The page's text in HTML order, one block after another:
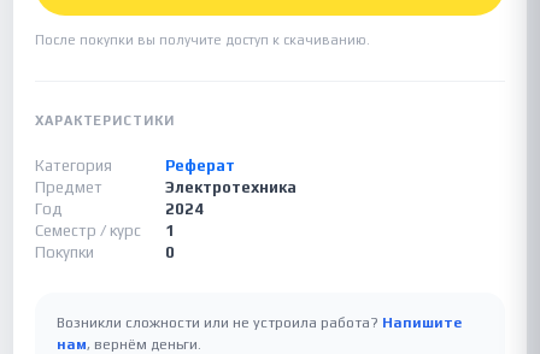
После покупки вы получите доступ к скачиванию.
ХАРАКТЕРИСТИКИ
Категория
Реферат
Предмет
Электротехника
Год
2024
Семестр / курс
1
Покупки
0
Возникли сложности или не устроила работа? Напишите
нам, вернём деньги.